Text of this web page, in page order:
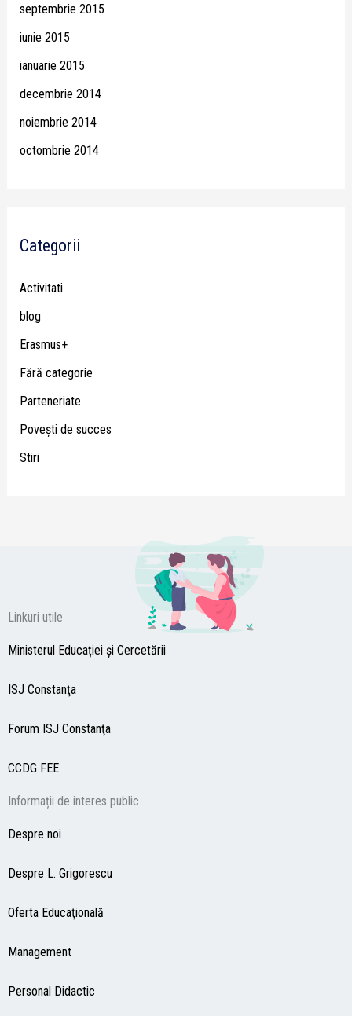
septembrie 2015
iunie 2015
ianuarie 2015
decembrie 2014
noiembrie 2014
octombrie 2014
Categorii
Activitati
blog
Erasmus+
Fără categorie
Parteneriate
Poveşti de succes
Stiri
Linkuri utile
Ministerul Educației și Cercetării
ISJ Constanţa
Forum ISJ Constanţa
CCDG FEE
Informații de interes public
Despre noi
Despre L. Grigorescu
Oferta Educaţională
Management
Personal Didactic